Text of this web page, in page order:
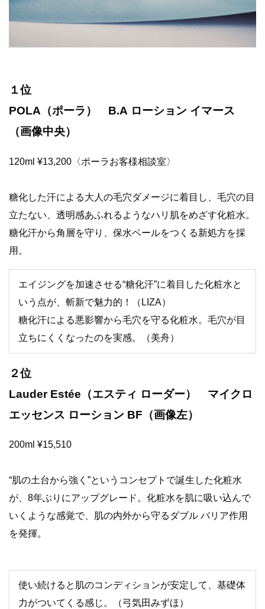
１位
POLA（ポーラ） B.A ローション イマース
（画像中央）
120ml ¥13,200〈ポーラお客様相談室〉
糖化した汗による大人の毛穴ダメージに着目し、毛穴の目
立たない、透明感あふれるようなハリ肌をめざす化粧水。
糖化汗から角層を守り、保水ベールをつくる新処方を採
用。
エイジングを加速させる“糖化汗”に着目した化粧水と
いう点が、斬新で魅力的！（LIZA）
糖化汗による悪影響から毛穴を守る化粧水。毛穴が目
立ちにくくなったのを実感。（美舟）
２位
Lauder Estée（エスティ ローダー） マイクロ
エッセンス ローション BF（画像左）
200ml ¥15,510
“肌の土台から強く”というコンセプトで誕生した化粧水
が、8年ぶりにアップグレード。化粧水を肌に吸い込んで
いくような感覚で、肌の内外から守るダブル バリア作用
を発揮。
使い続けると肌のコンディションが安定して、基礎体
力がついてくる感じ。（弓気田みずほ）